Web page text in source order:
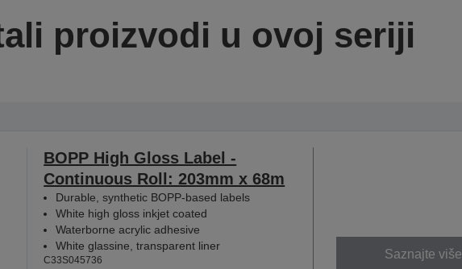
proizvodi u ovoj seriji
BOPP High Gloss Label -
Continuous Roll: 203mm x 68m
Durable, synthetic BOPP-based labels
White high gloss inkjet coated
Waterborne acrylic adhesive
White glassine, transparent liner
C33S045736 Saznajte više